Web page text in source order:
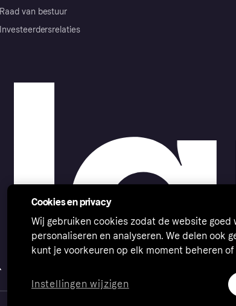
Raad van bestuur
Investeerdersrelaties
Cookies en privacy
Wij gebruiken cookies zodat de website
personaliseren en analyseren. We delen ook
kunt je voorkeuren op elk moment beheren
Instellingen wijzigen